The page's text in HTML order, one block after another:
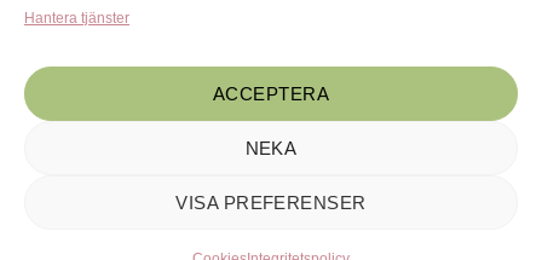
Hantera tjänster
ACCEPTERA
NEKA
VISA PREFERENSER
BUTIKEN